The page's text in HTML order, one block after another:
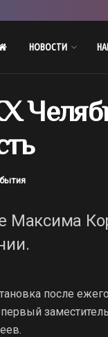
НОВОСТИ
Максима
после